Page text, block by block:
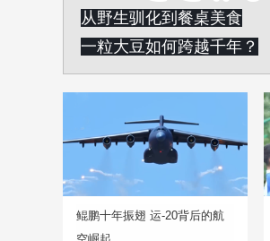
从野生驯化到餐桌美食
一粒大豆如何跨越千年？
鲲鹏十年振翅 运-20背后的航